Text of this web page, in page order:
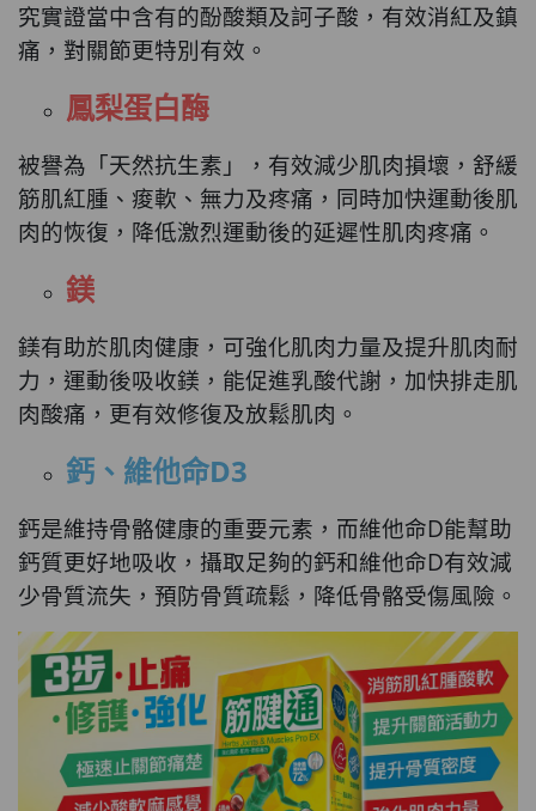
究實證當中含有的酚酸類及訶子酸，有效消紅及鎮
痛，對關節更特別有效。
鳳梨蛋白酶
被譽為「天然抗生素」，有效減少肌肉損壞，舒緩
筋肌紅腫、痠軟、無力及疼痛，同時加快運動後肌
肉的恢復，降低激烈運動後的延遲性肌肉疼痛。
鎂
鎂有助於肌肉健康，可強化肌肉力量及提升肌肉耐
力，運動後吸收鎂，能促進乳酸代謝，加快排走肌
肉酸痛，更有效修復及放鬆肌肉。
鈣、維他命D3
鈣是維持骨骼健康的重要元素，而維他命D能幫助
鈣質更好地吸收，攝取足夠的鈣和維他命D有效減
少骨質流失，預防骨質疏鬆，降低骨骼受傷風險。